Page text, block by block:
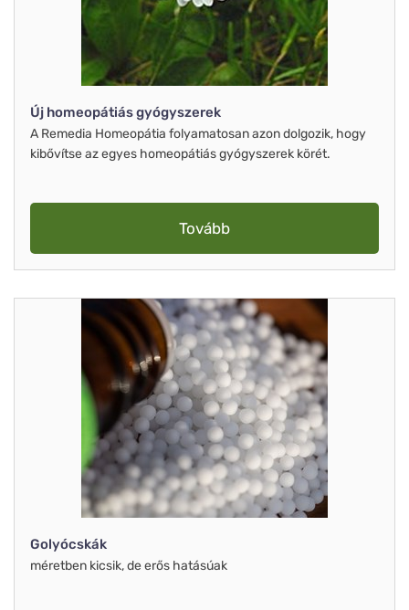
Új homeopátiás gyógyszerek
A Remedia Homeopátia folyamatosan azon dolgozik, hogy
kibővítse az egyes homeopátiás gyógyszerek körét.
Tovább
Golyócskák
méretben kicsik, de erős hatásúak